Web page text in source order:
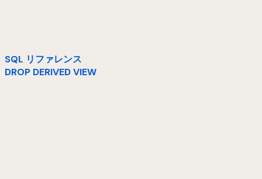
SQL リファレンス
DROP DERIVED VIEW